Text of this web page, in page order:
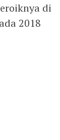
di
2018